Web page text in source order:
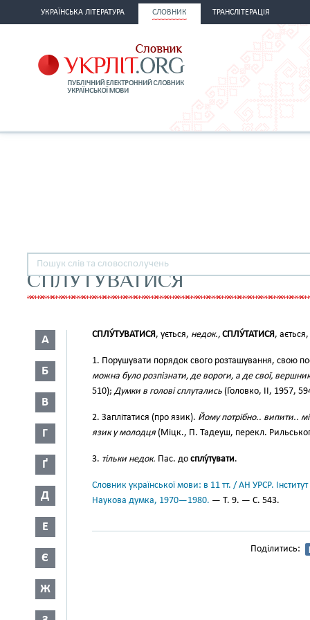
УКРАЇНСЬКА ЛІТЕРАТУРА СЛОВНИК ТРАНСЛІТЕРАЦІЯ
СПЛУТУВАТИСЯ
А
Б
В
Г
Ґ
Д
Е
Є
Ж
СПЛУ́ТУВАТИСЯ, ується, недок., СПЛУ́ТАТИСЯ, ається,
1. Порушувати порядок свого розташування, свою
можна було розпізнати, де вороги, а де свої,
510);Думки в голові сплутались (Головко, II, 1957,
2. Заплітатися (про язик). Йому потрібно.. випити..
язик у молодця (Міцк., П. Тадеуш, перекл.
3. тільки недок. Пас. до сплу́тувати.
Словник української мови: в 11 тт. / АН УРСР.
Наукова думка, 1970—1980. — Т. 9. — С. 543.
Поділитись: